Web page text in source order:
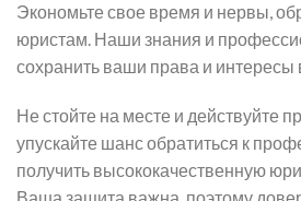
Экономьте свое время и нервы,
юристам. Наши знания и
сохранить ваши права и интересы
Не стойте на месте и действуйте
упускайте шанс обратиться к
получить высококачественную